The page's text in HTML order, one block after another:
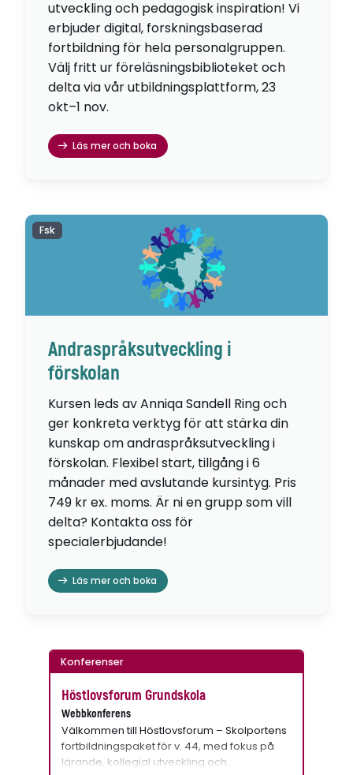
utveckling och pedagogisk inspiration! Vi
erbjuder digital, forskningsbaserad
fortbildning för hela personalgruppen.
Välj fritt ur föreläsningsbiblioteket och
delta via vår utbildningsplattform, 23
okt–1 nov.
Läs mer och boka
Andraspråksutveckling i
förskolan
Kursen leds av Anniqa Sandell Ring och
ger konkreta verktyg för att stärka din
kunskap om andraspråksutveckling i
förskolan. Flexibel start, tillgång i 6
månader med avslutande kursintyg. Pris
749 kr ex. moms. Är ni en grupp som vill
delta? Kontakta oss för
specialerbjudande!
Läs mer och boka
Fsk
Konferenser
Höstlovsforum Grundskola
Webbkonferens
Välkommen till Höstlovsforum – Skolportens
fortbildningspaket för v. 44, med fokus på
lärande, kollegial utveckling och…